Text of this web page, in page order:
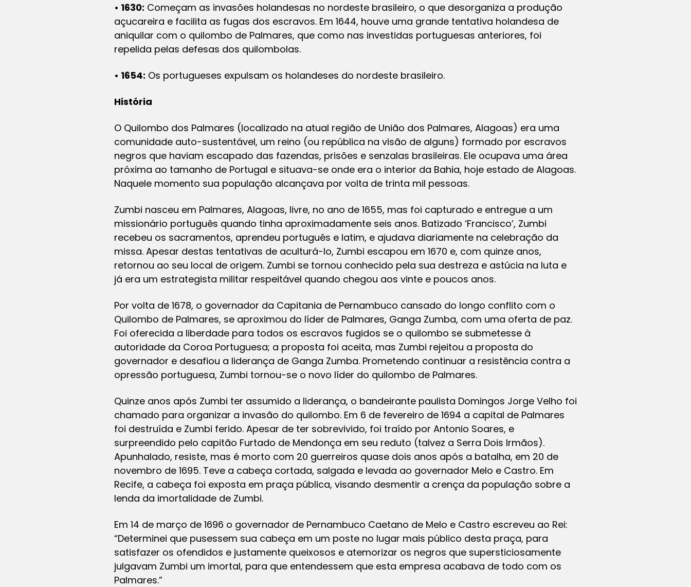
• 1630: Começam as invasões holandesas no nordeste brasileiro, o que desorganiza a produção
açucareira e facilita as fugas dos escravos. Em 1644, houve uma grande tentativa holandesa de
aniquilar com o quilombo de Palmares, que como nas investidas portuguesas anteriores, foi
repelida pelas defesas dos quilombolas.
• 1654: Os portugueses expulsam os holandeses do nordeste brasileiro.
História
O Quilombo dos Palmares (localizado na atual região de União dos Palmares, Alagoas) era uma
comunidade auto-sustentável, um reino (ou república na visão de alguns) formado por escravos
negros que haviam escapado das fazendas, prisões e senzalas brasileiras. Ele ocupava uma área
próxima ao tamanho de Portugal e situava-se onde era o interior da Bahia, hoje estado de Alagoas.
Naquele momento sua população alcançava por volta de trinta mil pessoas.
Zumbi nasceu em Palmares, Alagoas, livre, no ano de 1655, mas foi capturado e entregue a um
missionário português quando tinha aproximadamente seis anos. Batizado ‘Francisco’, Zumbi
recebeu os sacramentos, aprendeu português e latim, e ajudava diariamente na celebração da
missa. Apesar destas tentativas de aculturá-lo, Zumbi escapou em 1670 e, com quinze anos,
retornou ao seu local de origem. Zumbi se tornou conhecido pela sua destreza e astúcia na luta e
já era um estrategista militar respeitável quando chegou aos vinte e poucos anos.
Por volta de 1678, o governador da Capitania de Pernambuco cansado do longo conflito com o
Quilombo de Palmares, se aproximou do líder de Palmares, Ganga Zumba, com uma oferta de paz.
Foi oferecida a liberdade para todos os escravos fugidos se o quilombo se submetesse à
autoridade da Coroa Portuguesa; a proposta foi aceita, mas Zumbi rejeitou a proposta do
governador e desafiou a liderança de Ganga Zumba. Prometendo continuar a resistência contra a
opressão portuguesa, Zumbi tornou-se o novo líder do quilombo de Palmares.
Quinze anos após Zumbi ter assumido a liderança, o bandeirante paulista Domingos Jorge Velho foi
chamado para organizar a invasão do quilombo. Em 6 de fevereiro de 1694 a capital de Palmares
foi destruída e Zumbi ferido. Apesar de ter sobrevivido, foi traído por Antonio Soares, e
surpreendido pelo capitão Furtado de Mendonça em seu reduto (talvez a Serra Dois Irmãos).
Apunhalado, resiste, mas é morto com 20 guerreiros quase dois anos após a batalha, em 20 de
novembro de 1695. Teve a cabeça cortada, salgada e levada ao governador Melo e Castro. Em
Recife, a cabeça foi exposta em praça pública, visando desmentir a crença da população sobre a
lenda da imortalidade de Zumbi.
Em 14 de março de 1696 o governador de Pernambuco Caetano de Melo e Castro escreveu ao Rei:
“Determinei que pusessem sua cabeça em um poste no lugar mais público desta praça, para
satisfazer os ofendidos e justamente queixosos e atemorizar os negros que supersticiosamente
julgavam Zumbi um imortal, para que entendessem que esta empresa acabava de todo com os
Palmares.”